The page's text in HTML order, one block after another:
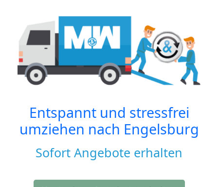
Entspannt und stressfrei
umziehen nach Engelsburg
Sofort Angebote erhalten